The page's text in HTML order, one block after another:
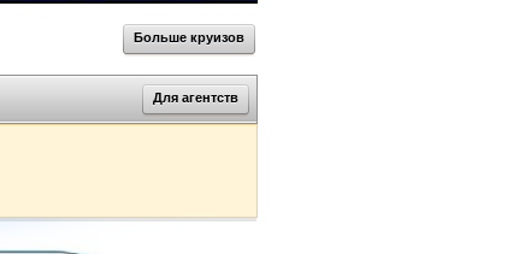
Больше круизов
Для агентств